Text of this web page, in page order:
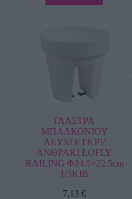
ΓΛΑΣΤΡΑ
ΜΠΑΛΚΟΝΙΟΥ
ΛΕΥΚΟ/ ΓΚΡΙ/
ΑΝΘΡΑΚΙ LOFLY
RAILING Φ24.5×22.5cm
1/5ΚΙΒ
7,13€